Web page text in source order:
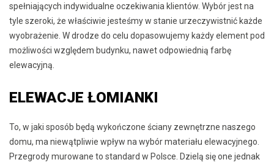
spełniających indywidualne oczekiwania klientów. Wybór jest na
tyle szeroki, że właściwie jesteśmy w stanie urzeczywistnić każde
wyobrażenie. W drodze do celu dopasowujemy każdy element pod
możliwości względem budynku, nawet odpowiednią farbę
elewacyjną.
ELEWACJE ŁOMIANKI
To, w jaki sposób będą wykończone ściany zewnętrzne naszego
domu, ma niewątpliwie wpływ na wybór materiału elewacyjnego.
Przegrody murowane to standard w Polsce. Dzielą się one jednak